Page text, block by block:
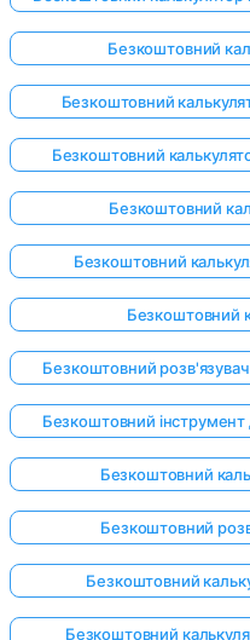
Безкоштовний
Безкоштовний
Безкоштовний
Безкоштовний
Безкоштовний
Безкоштовний
Безкоштовний
Безкоштовний інструмент
Безкоштовний
Безкоштовний
Безкоштовний
Безкоштовний